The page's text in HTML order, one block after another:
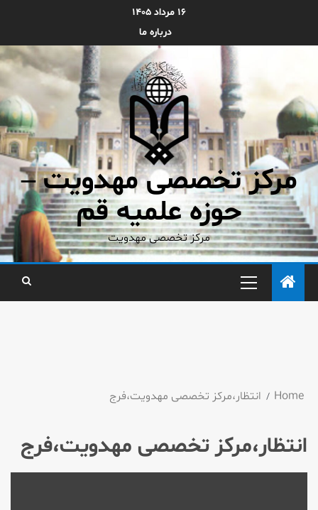
۱۶ مرداد ۱۴۰۵
درباره ما
مرکز تخصصی مهدویت –
حوزه علمیه قم
مرکز تخصصی مهدویت
Home انتظار،مركز تخصصی مهدویت،فرج
انتظار،مركز تخصصی مهدویت،فرج